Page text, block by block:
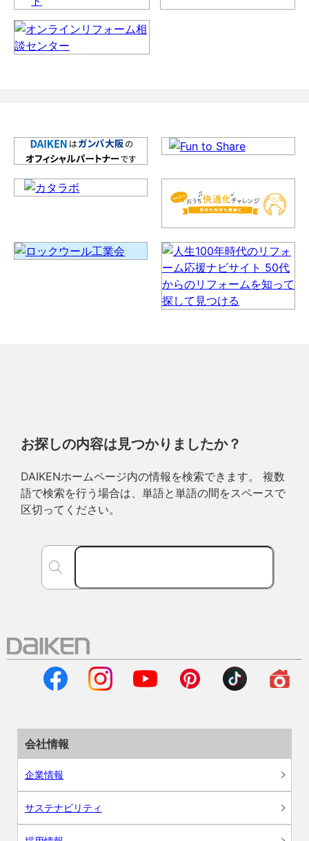
お探しの内容は見つかりましたか？
DAIKENホームページ内の情報を検索できます。 複数
語で検索を行う場合は、単語と単語の間をスペースで
区切ってください。
会社情報
企業情報
サステナビリティ